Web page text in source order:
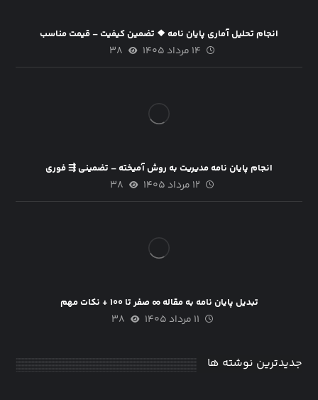
انجام تحلیل آماری پایان نامه ❖ تضمین کیفیت – قیمت مناسب
۱۴ مرداد ۱۴۰۵ ۳۸
انجام پایان نامه مدیریت به روش آمیخته – تضمینی ⇶ فوری
۱۲ مرداد ۱۴۰۵ ۳۸
تبدیل پایان نامه به مقاله ∞ صفر تا ۱۰۰ + نکات مهم
۱۱ مرداد ۱۴۰۵ ۳۸
جدیدترین نوشته ها